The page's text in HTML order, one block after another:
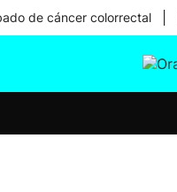
de cáncer colorrectal